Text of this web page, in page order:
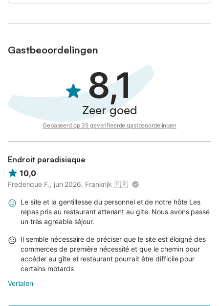
Gastbeoordelingen
8,1
Zeer goed
Gebaseerd op 35 geverifieerde gastbeoordelingen
Endroit paradisiaque
10,0
Frederique F., jun 2026, Frankrijk 🇫🇷
Le site et la gentillesse du personnel et de notre hôte Les
repas pris au restaurant attenant au gite. Nous avons passé
un très agréable séjour.
Il semble nécessaire de préciser que le site est éloigné des
commerces de première nécessité et que le chemin pour
accéder au gîte et restaurant pourrait être difficile pour
certains motards
Vertalen